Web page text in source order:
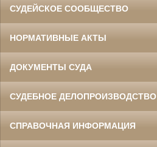
СУДЕЙСКОЕ СООБЩЕСТВО
НОРМАТИВНЫЕ АКТЫ
ДОКУМЕНТЫ СУДА
СУДЕБНОЕ ДЕЛОПРОИЗВОДСТВО
СПРАВОЧНАЯ ИНФОРМАЦИЯ